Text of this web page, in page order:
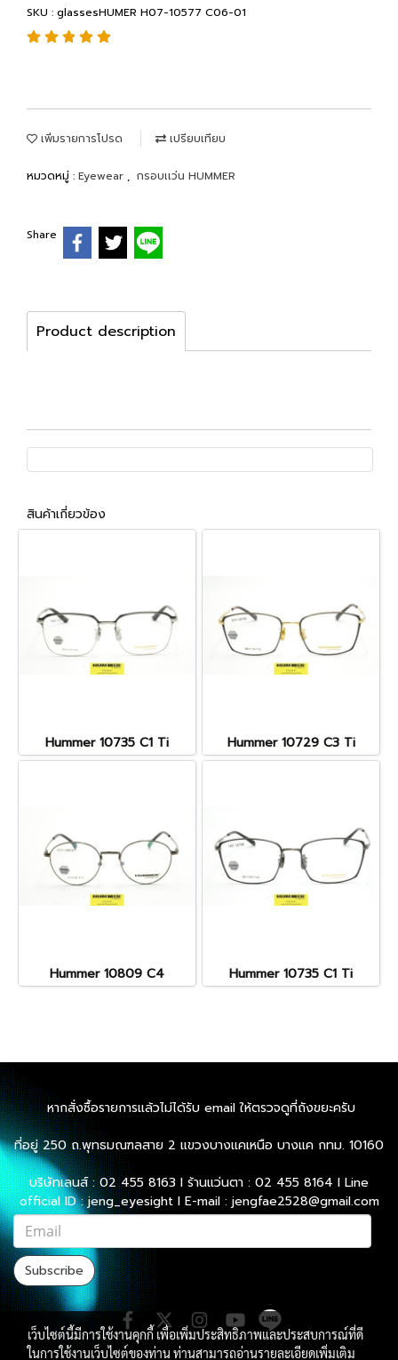
SKU : glassesHUMER H07-10577 C06-01
เพิ่มรายการโปรด เปรียบเทียบ
หมวดหมู่ : Eyewear , กรอบเเว่น HUMMER
Share
Product description
สินค้าเกี่ยวข้อง
Hummer 10735 C1 Ti Hummer 10729 C3 Ti
Hummer 10809 C4 Hummer 10735 C1 Ti
หากสั่งซื้อรายการแล้วไม่ได้รับ email ให้ตรวจดูที่ถังขยะครับ
ที่อยู่ 250 ถ.พุทธมณฑลสาย 2 แขวงบางแคเหนือ บางแค กทม. 10160
บริษัทเลนส์ : 02 455 8163 l ร้านแว่นตา : 02 455 8164 l Line
official ID : jeng_eyesight l E-mail : jengfae2528@gmail.com
Subscribe
เว็บไซต์นี้มีการใช้งานคุกกี้ เพื่อเพิ่มประสิทธิภาพและประสบการณ์ที่ดี
ในการใช้งานเว็บไซต์ของท่าน ท่านสามารถอ่านรายละเอียดเพิ่มเติม